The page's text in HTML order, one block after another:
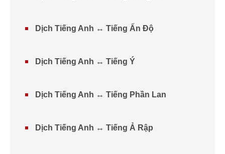
Dịch Tiếng Anh ↔ Tiếng Ấn Độ
Dịch Tiếng Anh ↔ Tiếng Ý
Dịch Tiếng Anh ↔ Tiếng Phần Lan
Dịch Tiếng Anh ↔ Tiếng Ả Rập